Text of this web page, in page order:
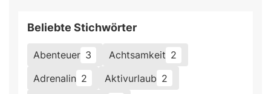
Beliebte Stichwörter
Abenteuer 3 Achtsamkeit 2
Adrenalin 2 Aktivurlaub 2